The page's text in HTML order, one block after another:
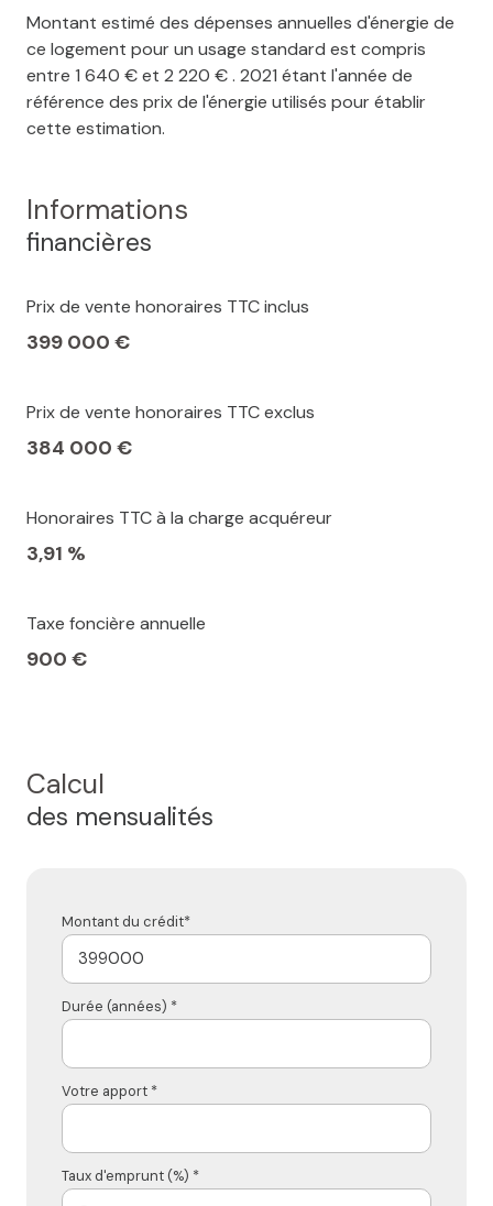
Montant estimé des dépenses annuelles d'énergie de
ce logement pour un usage standard est compris
entre 1 640 € et 2 220 € . 2021 étant l'année de
référence des prix de l'énergie utilisés pour établir
cette estimation.
Informations
financières
Prix de vente honoraires TTC inclus
399 000 €
Prix de vente honoraires TTC exclus
384 000 €
Honoraires TTC à la charge acquéreur
3,91 %
Taxe foncière annuelle
900 €
Calcul
des mensualités
Montant du crédit*
Durée (années) *
Votre apport *
Taux d'emprunt (%) *